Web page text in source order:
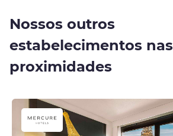
Nossos outros
estabelecimentos nas
proximidades